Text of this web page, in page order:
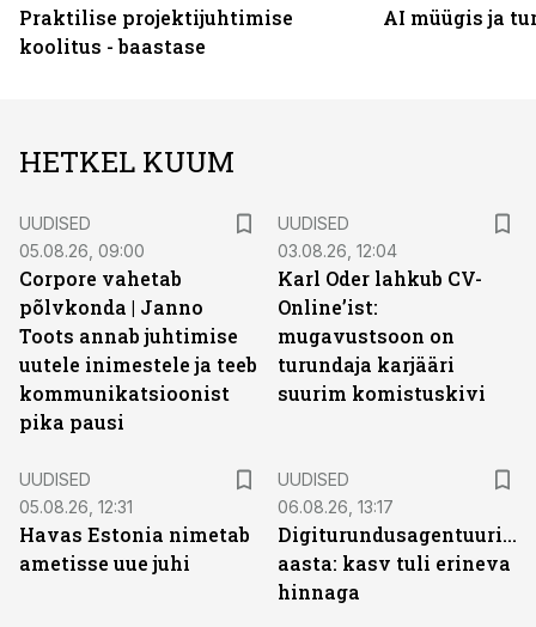
Praktilise projektijuhtimise
koolitus - baastase
AI müügis ja
HETKEL KUUM
UUDISED
05.08.26, 09:00
Corpore vahetab
põlvkonda | Janno
Toots annab juhtimise
uutele inimestele ja teeb
kommunikatsioonist
pika pausi
UUDISED
03.08.26, 12:04
Karl Oder lahkub CV-
Online’ist:
mugavustsoon on
turundaja karjääri
suurim komistuskivi
UUDISED
05.08.26, 12:31
Havas Estonia nimetab
ametisse uue juhi
UUDISED
06.08.26, 13:17
Digiturundusagentuuride
aasta: kasv tuli erineva
hinnaga